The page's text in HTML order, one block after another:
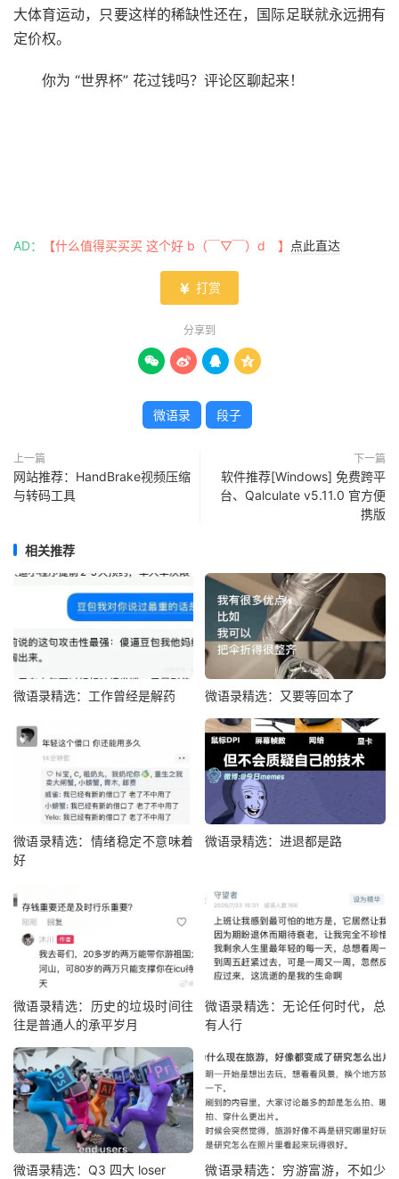
大体育运动，只要这样的稀缺性还在，国际足联就永远拥有
定价权。
你为 “世界杯” 花过钱吗？评论区聊起来！
AD： 【什么值得买买买 这个好 b（￣▽￣）d 】 点此直达
 打赏
分享到
   
微语录 段子
上一篇
网站推荐：HandBrake视频压缩
与转码工具
下一篇
软件推荐[Windows] 免费跨平
台、Qalculate v5.11.0 官方便
携版
相关推荐
微语录精选：工作曾经是解药 微语录精选：又要等回本了
微语录精选：情绪稳定不意味着
好
微语录精选：进退都是路
微语录精选：历史的垃圾时间往
往是普通人的承平岁月
微语录精选：无论任何时代，总
有人行
微语录精选：Q3 四大 loser
微语录精选：穷游富游，不如少